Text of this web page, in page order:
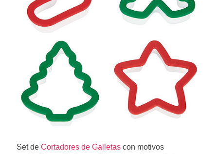
Set de Cortadores de Galletascon motivos